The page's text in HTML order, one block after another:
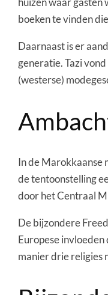
boeken te vinden
Daarnaast is er
generatie. Tazi
(westerse)
In de Marokkaanse
de tentoonstelling
door het Centraal
De bijzondere
Europese
manier drie religies